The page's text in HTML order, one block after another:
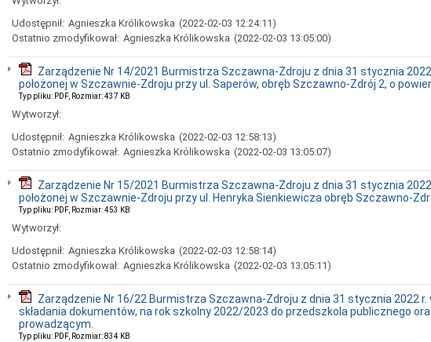
Udostępnił: Agnieszka Królikowska (2022-02-03 12:24:11)
Ostatnio zmodyfikował: Agnieszka Królikowska (2022-02-03 13:05:00)
Zarządzenie Nr 14/2021 Burmistrza Szczawna-Zdroju z dnia 31 stycznia
położonej w Szczawnie-Zdroju przy ul. Saperów, obręb Szczawno-Zdrój 2, o
Typ pliku: PDF, Rozmiar: 437 KB
Wytworzył:
Udostępnił: Agnieszka Królikowska (2022-02-03 12:58:13)
Ostatnio zmodyfikował: Agnieszka Królikowska (2022-02-03 13:05:07)
Zarządzenie Nr 15/2021 Burmistrza Szczawna-Zdroju z dnia 31 stycznia
położonej w Szczawnie-Zdroju przy ul. Henryka Sienkiewicza obręb Szczawno-
Typ pliku: PDF, Rozmiar: 453 KB
Wytworzył:
Udostępnił: Agnieszka Królikowska (2022-02-03 12:58:14)
Ostatnio zmodyfikował: Agnieszka Królikowska (2022-02-03 13:05:11)
Zarządzenie Nr 16/22 Burmistrza Szczawna-Zdroju z dnia 31 stycznia 2022
składania dokumentów, na rok szkolny 2022/2023 do przedszkola publicznego
prowadzącym.
Typ pliku: PDF, Rozmiar: 834 KB